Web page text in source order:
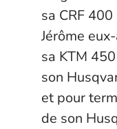
sa CRF 400
Jérôme
sa KTM
son
et pour
de son